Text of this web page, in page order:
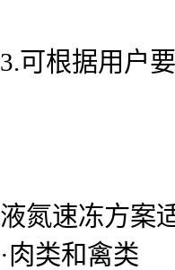
3.可根据用户
液氮速冻方案
·肉类和禽类